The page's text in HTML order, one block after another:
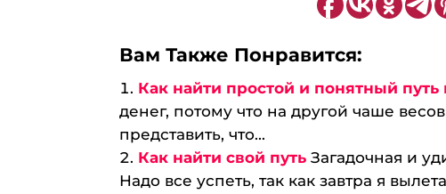
Вам Также Понравится:
Как найти простой и понятный путь
денег, потому что на другой чаше
представить, что...
Как найти свой путь Загадочная и
Надо все успеть, так как завтра я